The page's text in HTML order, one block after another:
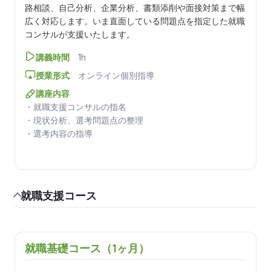
路相談、自己分析、企業分析、書類添削や面接対策まで幅
広く対応します。いま直面している問題点を指定した就職
コンサルが支援いたします。
講義時間
1h
授業形式
オンライン個別指導
講座内容
・就職支援コンサルの指名
・現状分析、選考問題点の整理
・選考内容の指導
就職支援コース
就職基礎コース（1ヶ月）